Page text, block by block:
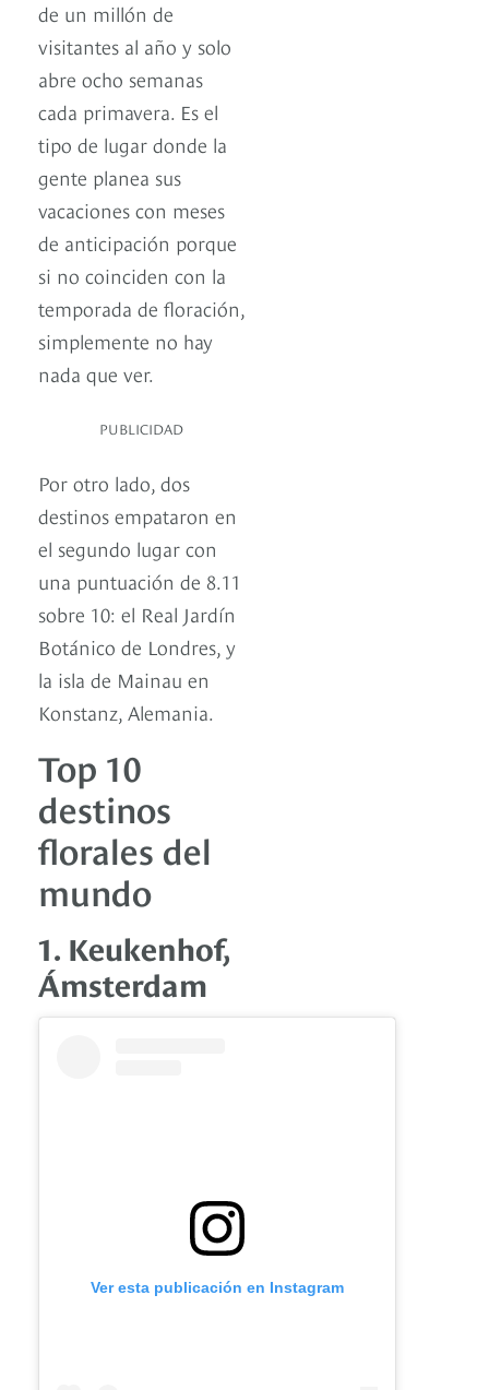
de un millón de
visitantes al año y solo
abre ocho semanas
cada primavera. Es el
tipo de lugar donde la
gente planea sus
vacaciones con meses
de anticipación porque
si no coinciden con la
temporada de floración,
simplemente no hay
nada que ver.
PUBLICIDAD
Por otro lado, dos
destinos empataron en
el segundo lugar con
una puntuación de 8.11
sobre 10: el Real Jardín
Botánico de Londres, y
la isla de Mainau en
Konstanz, Alemania.
Top 10
destinos
florales del
mundo
1. Keukenhof,
Ámsterdam
Ver esta publicación en Instagram